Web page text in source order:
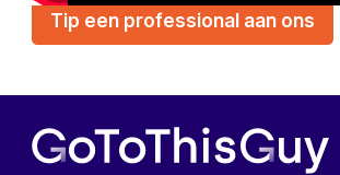
Tip een professional aan ons